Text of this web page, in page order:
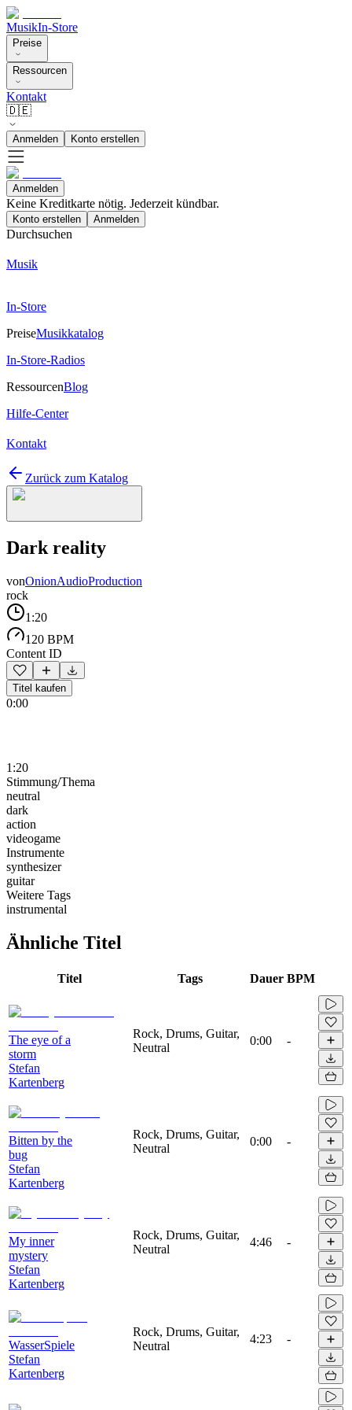
MusikIn-Store
Preise
Ressourcen
Kontakt
🇩🇪
Anmelden Konto erstellen
Anmelden
Keine Kreditkarte nötig. Jederzeit kündbar.
Konto erstellen Anmelden
Durchsuchen
Musik
In-Store
PreiseMusikkatalog
In-Store-Radios
RessourcenBlog
Hilfe-Center
Kontakt
Zurück zum Katalog
Dark reality
vonOnionAudioProduction
rock
1:20
120 BPM
Content ID
Titel kaufen
0:00
1:20
Stimmung/Thema
neutral
dark
action
videogame
Instrumente
synthesizer
guitar
Weitere Tags
instrumental
Ähnliche Titel
Titel Tags Dauer BPM
The eye of a
storm
Stefan
Kartenberg
Rock, Drums, Guitar,
Neutral
0:00 -
Bitten by the
bug
Stefan
Kartenberg
Rock, Drums, Guitar,
Neutral
0:00 -
My inner
mystery
Stefan
Kartenberg
Rock, Drums, Guitar,
Neutral
4:46 -
WasserSpiele
Stefan
Kartenberg
Rock, Drums, Guitar,
Neutral
4:23 -